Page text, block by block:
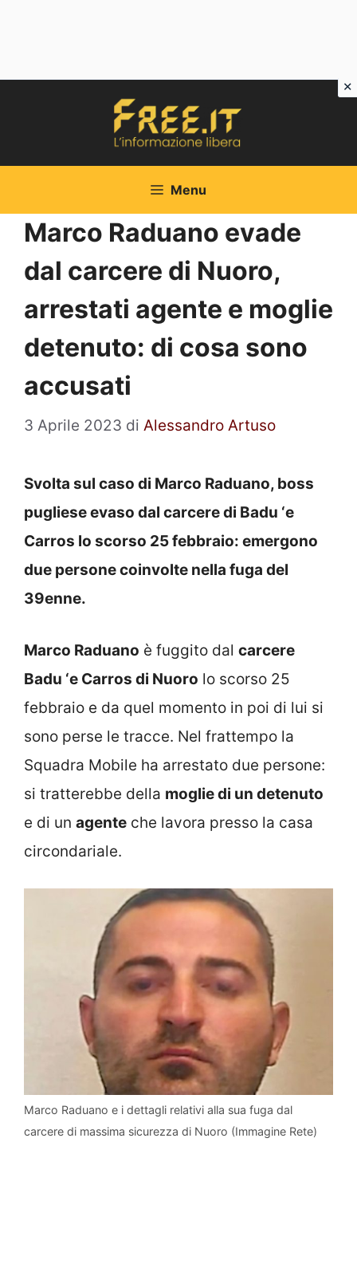
Menu
Marco Raduano evade
dal carcere di Nuoro,
arrestati agente e moglie
detenuto: di cosa sono
accusati
3 Aprile 2023 di Alessandro Artuso
Svolta sul caso di Marco Raduano, boss
pugliese evaso dal carcere di Badu ‘e
Carros lo scorso 25 febbraio: emergono
due persone coinvolte nella fuga del
39enne.
Marco Raduano è fuggito dal carcere
Badu ‘e Carros di Nuoro lo scorso 25
febbraio e da quel momento in poi di lui si
sono perse le tracce. Nel frattempo la
Squadra Mobile ha arrestato due persone:
si tratterebbe della moglie di un detenuto
e di un agente che lavora presso la casa
circondariale.
Marco Raduano e i dettagli relativi alla sua fuga dal
carcere di massima sicurezza di Nuoro (Immagine Rete)